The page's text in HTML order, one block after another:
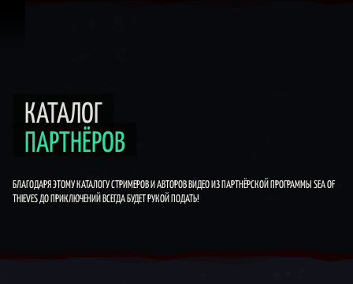
Каталог партнёров
КАТАЛОГ
ПАРТНЁРОВ
БЛАГОДАРЯ ЭТОМУ КАТАЛОГУ СТРИМЕРОВ И АВТОРОВ ВИДЕО ИЗ ПАРТНЁРСКОЙ ПРОГРАММЫ SEA OF
THIEVES ДО ПРИКЛЮЧЕНИЙ ВСЕГДА БУДЕТ РУКОЙ ПОДАТЬ!